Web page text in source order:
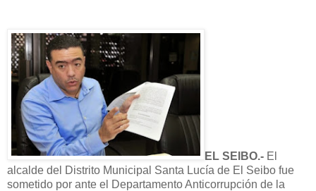
EL SEIBO.- El
alcalde del Distrito Municipal Santa Lucía de El Seibo fue
sometido por ante el Departamento Anticorrupción de la